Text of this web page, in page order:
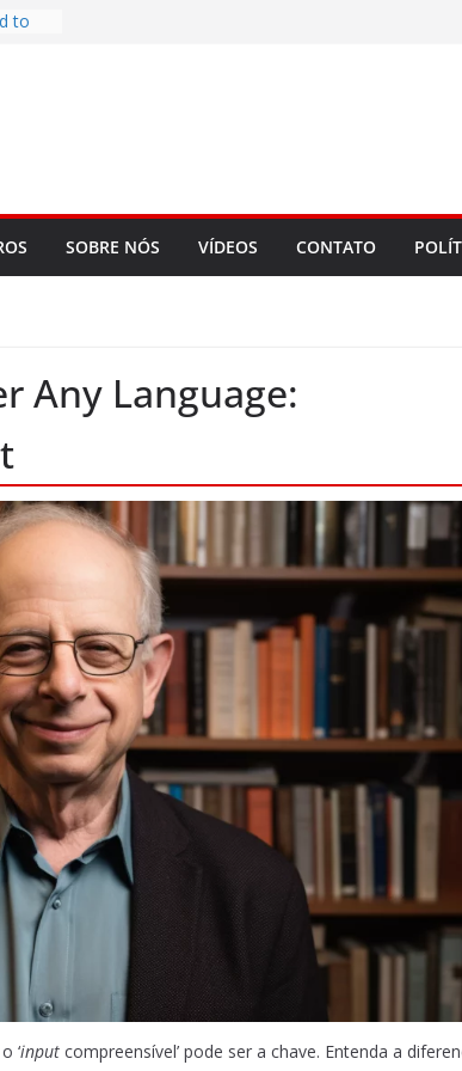
to
SOBRE NÓS VÍDEOS CONTATO
Any Language:
‘input compreensível’ pode ser a chave. Entenda a